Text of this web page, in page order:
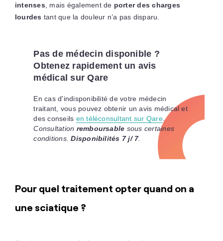
intenses , mais également de porter des charges
lourdes tant que la douleur n’a pas disparu.
Pas de médecin disponible ?
Obtenez rapidement un avis
médical sur Qare
En cas d'indisponibilité de votre médecin
traitant, vous pouvez obtenir un avis médical et
des conseils en téléconsultant sur Qare.
Consultation remboursable sous certaines
conditions.Disponibilités 7 j/ 7.
Pour quel traitement opter quand on a
une sciatique ?